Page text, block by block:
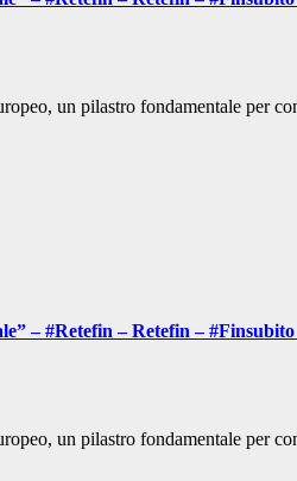
un pilastro fondamentale per
– #Retefin – Retefin – #Finsubito
un pilastro fondamentale per